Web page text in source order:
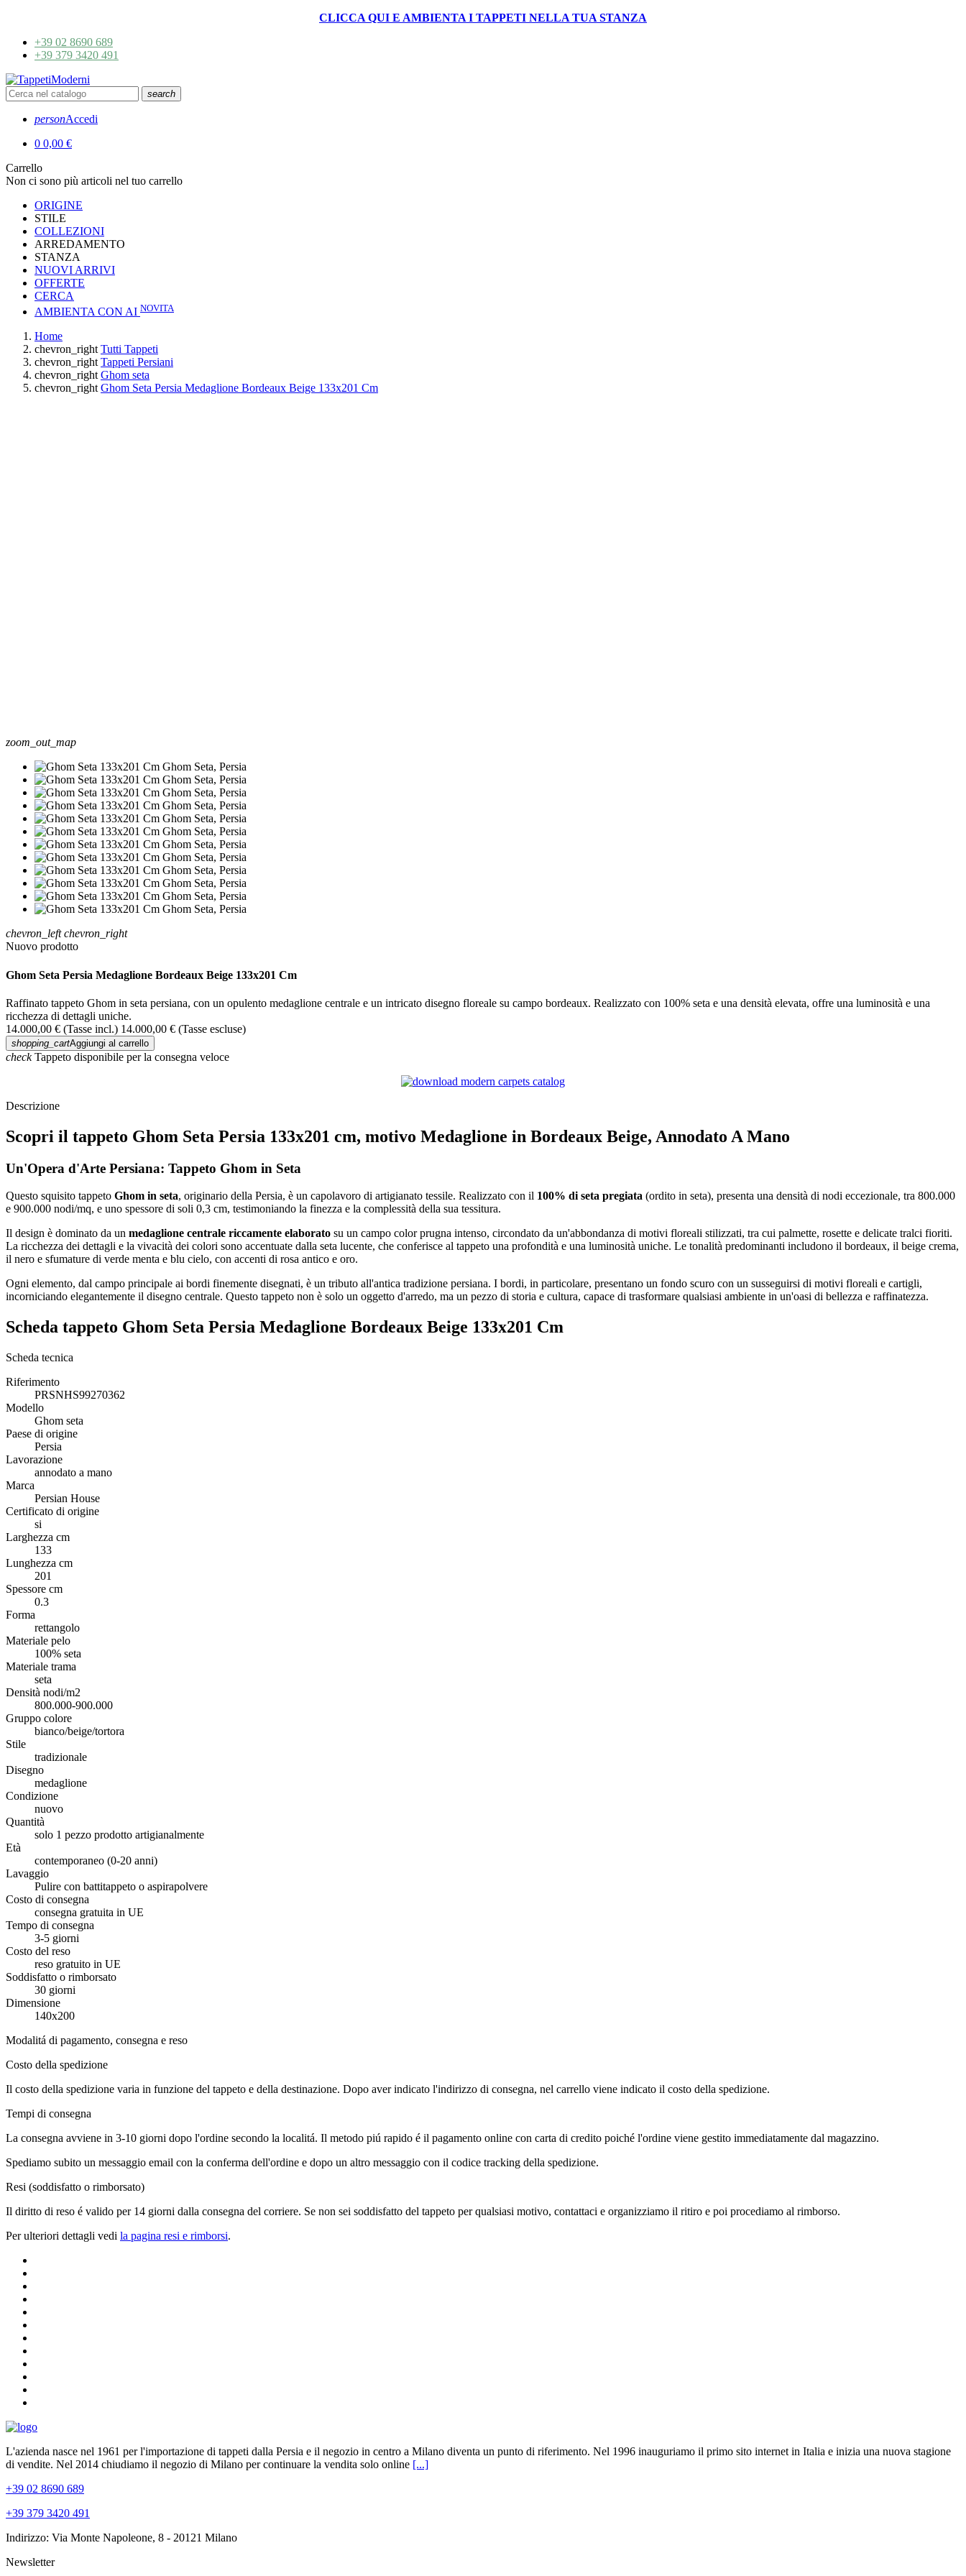
CLICCA QUI E AMBIENTA I TAPPETI NELLA TUA STANZA
+39 02 8690 689
+39 379 3420 491
search
personAccedi
0 0,00 €
Carrello
Non ci sono più articoli nel tuo carrello
ORIGINE
STILE
COLLEZIONI
ARREDAMENTO
STANZA
NUOVI ARRIVI
OFFERTE
CERCA
AMBIENTA CON AI NOVITA
Home
chevron_right Tutti Tappeti
chevron_right Tappeti Persiani
chevron_right Ghom seta
chevron_right Ghom Seta Persia Medaglione Bordeaux Beige 133x201 Cm
zoom_out_map
chevron_left chevron_right
Nuovo prodotto
Ghom Seta Persia Medaglione Bordeaux Beige 133x201 Cm
Raffinato tappeto Ghom in seta persiana, con un opulento medaglione centrale e un intricato disegno floreale su campo bordeaux. Realizzato con 100% seta e una densità elevata, offre una luminosità e una
ricchezza di dettagli uniche.
14.000,00 € (Tasse incl.) 14.000,00 € (Tasse escluse)
shopping_cartAggiungi al carrello
checkTappeto disponibile per la consegna veloce
Descrizione
Scopri il tappeto Ghom Seta Persia 133x201 cm, motivo Medaglione in Bordeaux Beige, Annodato A Mano
Un'Opera d'Arte Persiana: Tappeto Ghom in Seta
Questo squisito tappeto Ghom in seta, originario della Persia, è un capolavoro di artigianato tessile. Realizzato con il 100% di seta pregiata (ordito in seta), presenta una densità di nodi eccezionale, tra 800.000
e 900.000 nodi/mq, e uno spessore di soli 0,3 cm, testimoniando la finezza e la complessità della sua tessitura.
Il design è dominato da un medaglione centrale riccamente elaborato su un campo color prugna intenso, circondato da un'abbondanza di motivi floreali stilizzati, tra cui palmette, rosette e delicate tralci fioriti.
La ricchezza dei dettagli e la vivacità dei colori sono accentuate dalla seta lucente, che conferisce al tappeto una profondità e una luminosità uniche. Le tonalità predominanti includono il bordeaux, il beige crema,
il nero e sfumature di verde menta e blu cielo, con accenti di rosa antico e oro.
Ogni elemento, dal campo principale ai bordi finemente disegnati, è un tributo all'antica tradizione persiana. I bordi, in particolare, presentano un fondo scuro con un susseguirsi di motivi floreali e cartigli,
incorniciando elegantemente il disegno centrale. Questo tappeto non è solo un oggetto d'arredo, ma un pezzo di storia e cultura, capace di trasformare qualsiasi ambiente in un'oasi di bellezza e raffinatezza.
Scheda tappeto Ghom Seta Persia Medaglione Bordeaux Beige 133x201 Cm
Scheda tecnica
Riferimento
PRSNHS99270362
Modello
Ghom seta
Paese di origine
Persia
Lavorazione
annodato a mano
Marca
Persian House
Certificato di origine
si
Larghezza cm
133
Lunghezza cm
201
Spessore cm
0.3
Forma
rettangolo
Materiale pelo
100% seta
Materiale trama
seta
Densità nodi/m2
800.000-900.000
Gruppo colore
bianco/beige/tortora
Stile
tradizionale
Disegno
medaglione
Condizione
nuovo
Quantità
solo 1 pezzo prodotto artigianalmente
Età
contemporaneo (0-20 anni)
Lavaggio
Pulire con battitappeto o aspirapolvere
Costo di consegna
consegna gratuita in UE
Tempo di consegna
3-5 giorni
Costo del reso
reso gratuito in UE
Soddisfatto o rimborsato
30 giorni
Dimensione
140x200
Modalitá di pagamento, consegna e reso
Costo della spedizione
Il costo della spedizione varia in funzione del tappeto e della destinazione. Dopo aver indicato l'indirizzo di consegna, nel carrello viene indicato il costo della spedizione.
Tempi di consegna
La consegna avviene in 3-10 giorni dopo l'ordine secondo la localitá. Il metodo piú rapido é il pagamento online con carta di credito poiché l'ordine viene gestito immediatamente dal magazzino.
Spediamo subito un messaggio email con la conferma dell'ordine e dopo un altro messaggio con il codice tracking della spedizione.
Resi (soddisfatto o rimborsato)
Il diritto di reso é valido per 14 giorni dalla consegna del corriere. Se non sei soddisfatto del tappeto per qualsiasi motivo, contattaci e organizziamo il ritiro e poi procediamo al rimborso.
Per ulteriori dettagli vedi la pagina resi e rimborsi.
L'azienda nasce nel 1961 per l'importazione di tappeti dalla Persia e il negozio in centro a Milano diventa un punto di riferimento. Nel 1996 inauguriamo il primo sito internet in Italia e inizia una nuova stagione
di vendite. Nel 2014 chiudiamo il negozio di Milano per continuare la vendita solo online [...]
+39 02 8690 689
+39 379 3420 491
Indirizzo: Via Monte Napoleone, 8 - 20121 Milano
Newsletter